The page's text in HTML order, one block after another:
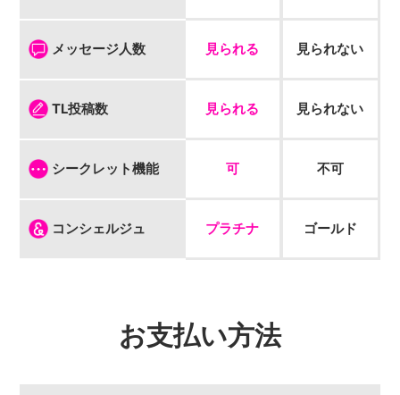
メッセージ人数 見られる 見られない
TL投稿数 見られる 見られない
シークレット機能 可 不可
コンシェルジュ プラチナ ゴールド
お支払い方法